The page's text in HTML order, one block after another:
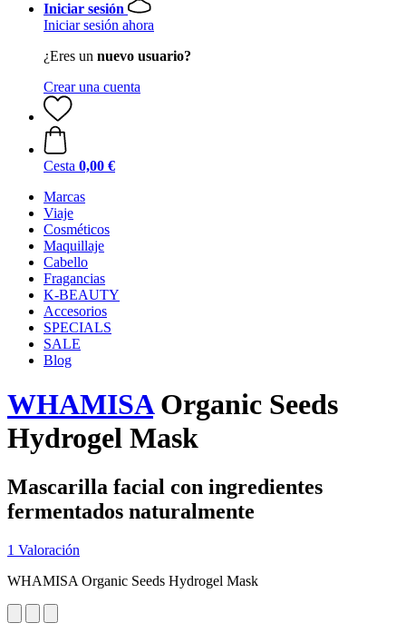
Iniciar sesión
Iniciar sesión ahora
¿Eres un nuevo usuario?
Crear una cuenta
Cesta 0,00 €
Marcas
Viaje
Cosméticos
Maquillaje
Cabello
Fragancias
K-BEAUTY
Accesorios
SPECIALS
SALE
Blog
WHAMISAOrganic Seeds
Hydrogel Mask
Mascarilla facial con ingredientes
fermentados naturalmente
1 Valoración
WHAMISA Organic Seeds Hydrogel Mask